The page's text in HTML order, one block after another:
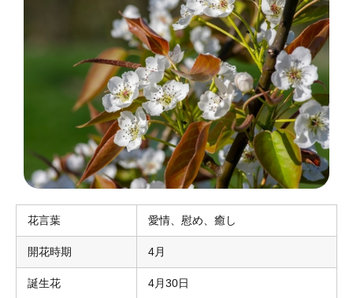
花言葉 愛情、慰め、癒し
開花時期 4月
誕生花 4月30日